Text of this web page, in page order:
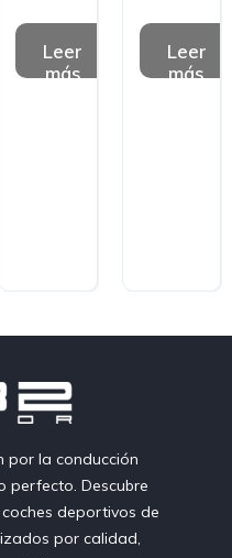
Leer
más
Leer
más
por la conducción
perfecto. Descubre
deportivos de
por calidad,